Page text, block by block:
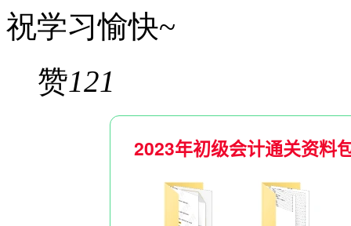
祝学习愉快~
赞121